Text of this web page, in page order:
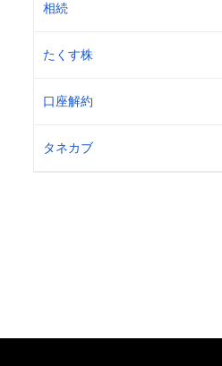
相続
たくす株
口座解約
タネカブ